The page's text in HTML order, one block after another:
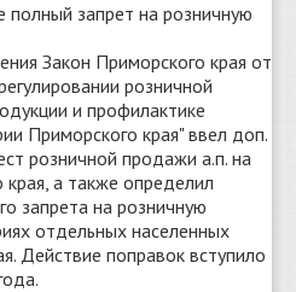
запрет на розничную
Закон Приморского края от
розничной
и профилактике
Приморского края" ввел доп.
розничной продажи а.п. на
а также определил
запрета на розничную
отдельных населенных
Действие поправок вступило